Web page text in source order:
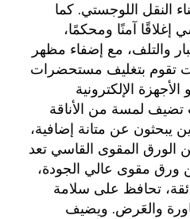
مما يوفر مساحة قيمة أثناء النقل اللوجستي. كما
يضمن الإغلاق المغناطيسي إغلاقًا آمنًا ومحكمًا،
ويحمي محتوياتك من الغبار والتلف، مع إضفاء مظهر
أنيق واحترافي. سواء كنت تقوم بتغليف مستحضرات
التجميل أو المجوهرات أو الأجهزة الإلكترونية
الصغيرة، فإن هذه العلب تضيف لمسة من الأناقة
إلى منتجاتك. ولأولئك الذين يبحثون عن متانة إضافية،
فإن علبنا المغناطيسية من الورق المقوى القاسي تعد
خيارًا ممتازًا. مصنوعة من ورق مقوى عالي الجودة،
فهي توفر قوة وحماية فائقة، تحافظ على سلامة
مقتنياتك الثمينة أثناء المناورة والعَرض. ويضيف